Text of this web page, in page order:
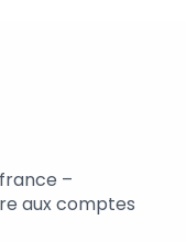
–
aux comptes